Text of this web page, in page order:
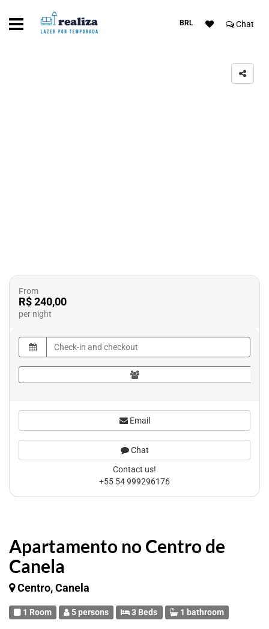
BRL Chat
Apartamento no Centro de
Canela
Centro, Canela
1 Room 5 persons 3 Beds 1 bathroom
From
R$ 240,00
per night
Email
Chat
Contact us!
+55 54 999296176